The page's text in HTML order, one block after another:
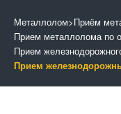
Металлолом>Приём
Прием металлолома по
Прием
Прием